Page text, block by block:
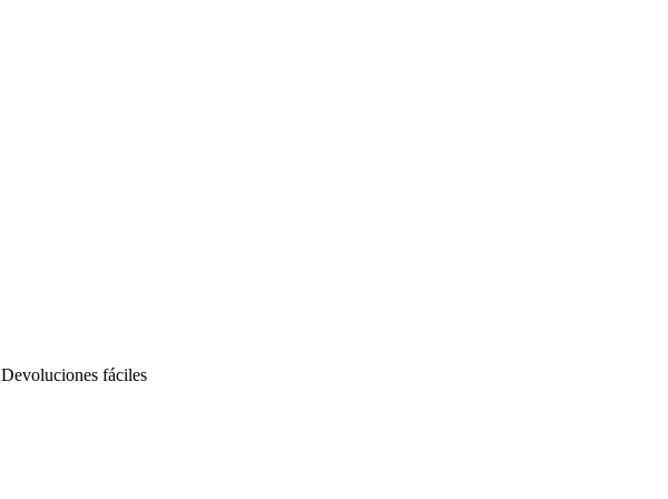
Devoluciones fáciles